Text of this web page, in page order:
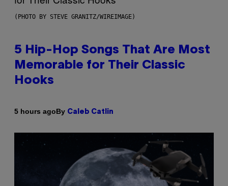
(PHOTO BY STEVE GRANITZ/WIREIMAGE)
5 Hip-Hop Songs That Are Most
Memorable for Their Classic
Hooks
5 hours agoBy Caleb Catlin